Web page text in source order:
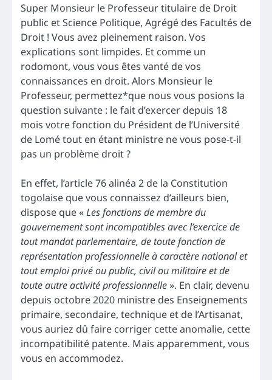
Super Monsieur le Professeur titulaire de Droit
public et Science Politique, Agrégé des Facultés de
Droit ! Vous avez pleinement raison. Vos
explications sont limpides. Et comme un
rodomont, vous vous êtes vanté de vos
connaissances en droit. Alors Monsieur le
Professeur, permettez*que nous vous posions la
question suivante : le fait d’exercer depuis 18
mois votre fonction du Président de l’Université
de Lomé tout en étant ministre ne vous pose-t-il
pas un problème droit ?
En effet, l’article 76 alinéa 2 de la Constitution
togolaise que vous connaissez d’ailleurs bien,
dispose que «Les fonctions de membre du
gouvernement sont incompatibles avec l’exercice de
tout mandat parlementaire, de toute fonction de
représentation professionnelle à caractère national et
tout emploi privé ou public, civil ou militaire et de
toute autre activité professionnelle». En clair, devenu
depuis octobre 2020 ministre des Enseignements
primaire, secondaire, technique et de l’Artisanat,
vous auriez dû faire corriger cette anomalie, cette
incompatibilité patente. Mais apparemment, vous
vous en accommodez.